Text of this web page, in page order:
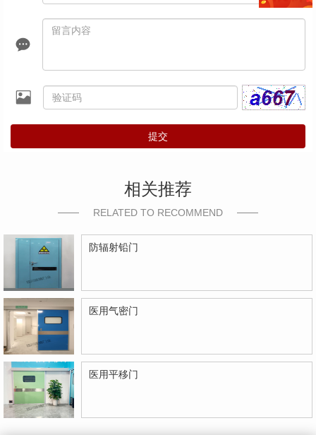
提交
相关推荐
RELATED TO RECOMMEND
防辐射铅门
医用气密门
医用平移门